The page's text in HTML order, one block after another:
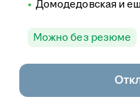
Домодедовская и
Можно без резюме